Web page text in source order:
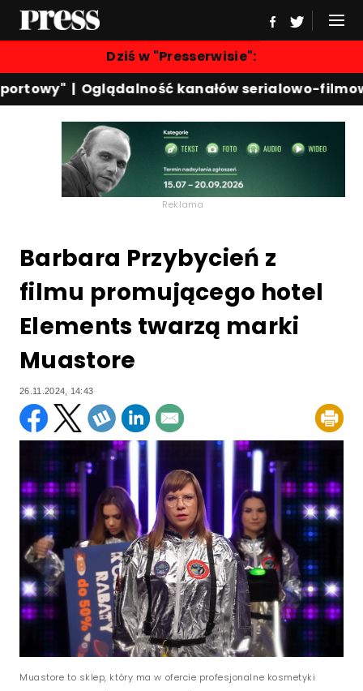
Dziś w "Presserwisie":
|Oglądalność kanałów serialowo-
Reklama
Barbara Przybycień z
filmu promującego hotel
Elements twarzą marki
Muastore
26.11.2024, 14:43
Muastore to sklep, który ma w ofercie profesjonalne kosmetyki